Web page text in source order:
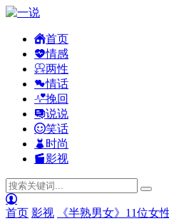
首页
情感
两性
情话
挽回
说说
笑话
时尚
影视
首页 影视
《半熟男女》11位女